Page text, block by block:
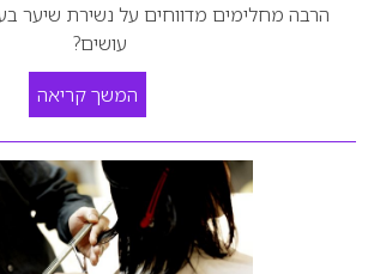
הרבה מחלימים מדווחים על נשירת שיער
עושים?
המשך קריאה